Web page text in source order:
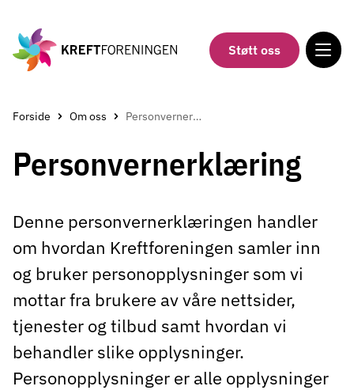
hovedinnholdet
Støtt oss
Forside Om oss Personvernerklæring
Personvernerklæring
Denne personvernerklæringen handler
om hvordan Kreftforeningen samler inn
og bruker personopplysninger som vi
mottar fra brukere av våre nettsider,
tjenester og tilbud samt hvordan vi
behandler slike opplysninger.
Personopplysninger er alle opplysninger